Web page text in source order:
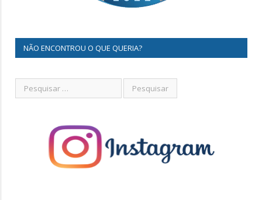
NÃO ENCONTROU O QUE QUERIA?